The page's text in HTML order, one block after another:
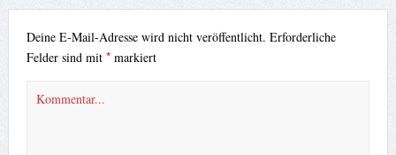
Deine E-Mail-Adresse wird nicht veröffentlicht. Erforderliche
Felder sind mit *markiert